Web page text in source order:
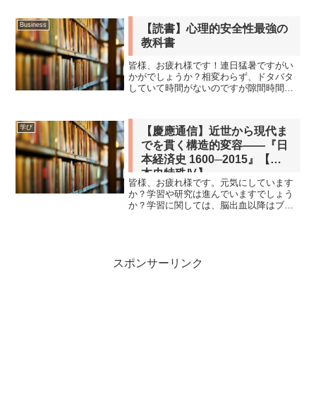
何がすごいの？」「美術史、ちょっと難
しそう…」そんな疑...
Business
【読書】心理的安全性最強の
教科書
皆様、お疲れ様です！連日猛暑ですがい
かがでしょうか？相変わらず、ドタバタ
していて時間がないのですが隙間時間に
ープ株式会社 代表取締役|株式会社
TimeLeap取締役|株...
学び
【慶應通信】近世から現代ま
でを貫く構造的変容――『日
本経済史 1600─2015』【日
本史特殊Ⅳ】
皆様、お疲れ様です。元気にしています
か？学習や研究は進んでいますでしょう
か？学習に関しては、脳出血以降はブロ
スポンサーリンク